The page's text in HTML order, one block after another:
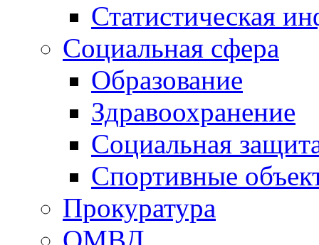
Статистическая
Социальная сфера
Образование
Здравоохранение
Социальная
Спортивные
Прокуратура